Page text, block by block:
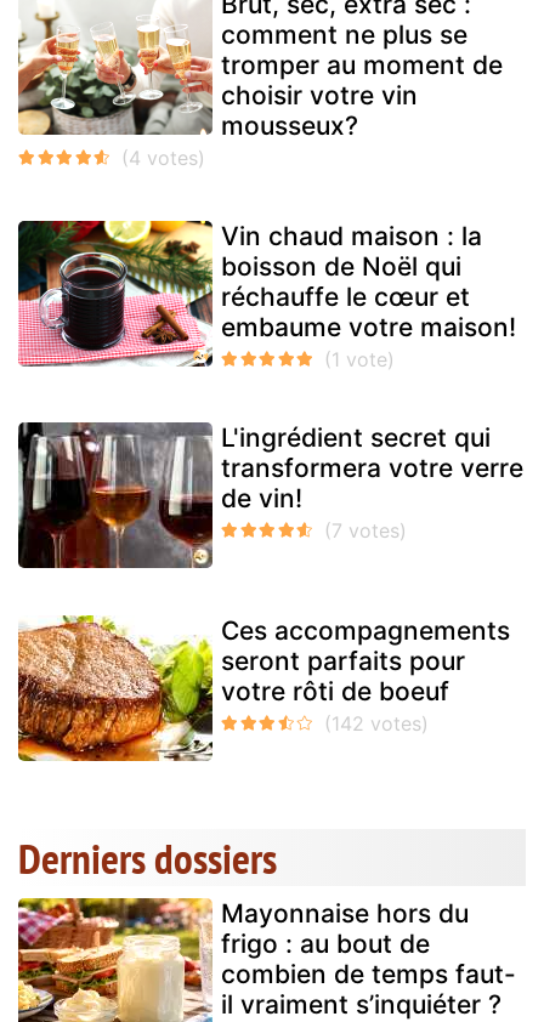
comment ne plus se
tromper au moment de
choisir votre vin
mousseux?
Vin chaud maison : la
boisson de Noël qui
réchauffe le cœur et
embaume votre maison!
L'ingrédient secret qui
transformera votre verre
de vin!
Ces accompagnements
seront parfaits pour
votre rôti de boeuf
Derniers dossiers
Mayonnaise hors du
frigo : au bout de
combien de temps faut-
il vraiment s’inquiéter ?